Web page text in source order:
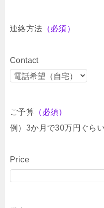
連絡方法 （必須）
Contact
ご予算 （必須）
例）3か月で30万円ぐら
Price